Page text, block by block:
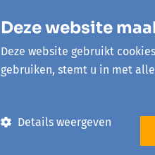
Deze website
Deze website gebruikt
gebruiken, stemt u in met
Details weergeven